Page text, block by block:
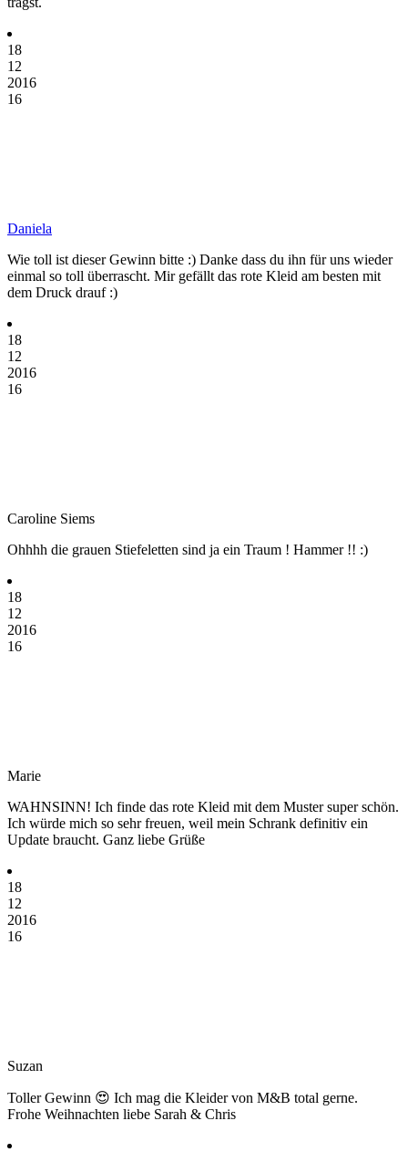
18
12
2016
16
Daniela
Wie toll ist dieser Gewinn bitte :) Danke dass du ihn für uns wieder
einmal so toll überrascht. Mir gefällt das rote Kleid am besten mit
dem Druck drauf :)
18
12
2016
16
Caroline Siems
Ohhhh die grauen Stiefeletten sind ja ein Traum ! Hammer !! :)
18
12
2016
16
Marie
WAHNSINN! Ich finde das rote Kleid mit dem Muster super schön.
Ich würde mich so sehr freuen, weil mein Schrank definitiv ein
Update braucht. Ganz liebe Grüße
18
12
2016
16
Suzan
Toller Gewinn 😍 Ich mag die Kleider von M&B total gerne.
Frohe Weihnachten liebe Sarah & Chris